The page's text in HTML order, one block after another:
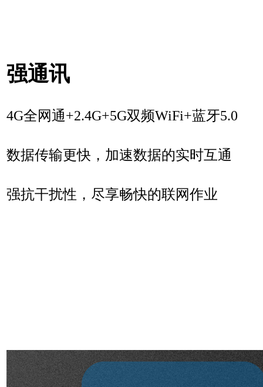
强通讯
4G全网通+2.4G+5G双频WiFi+蓝牙5.0
数据传输更快，加速数据的实时互通
强抗干扰性，尽享畅快的联网作业